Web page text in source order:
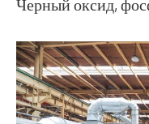
Черный оксид,